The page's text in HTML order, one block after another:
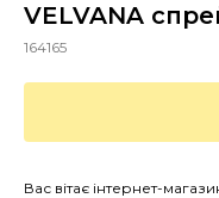
VELVANA
164165
Вас вітає інтернет-